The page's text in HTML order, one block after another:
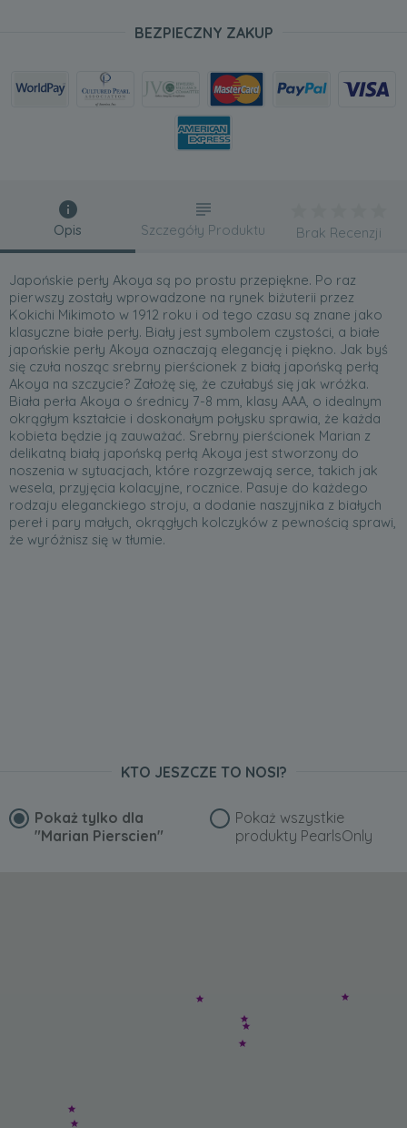
BEZPIECZNY ZAKUP
Opis
Japońskie perły Akoya są po prostu przepiękne. Po raz
pierwszy zostały wprowadzone na rynek biżuterii przez
Kokichi Mikimoto w 1912 roku i od tego czasu są znane jako
klasyczne białe perły. Biały jest symbolem czystości, a białe
japońskie perły Akoya oznaczają elegancję i piękno. Jak byś
się czuła nosząc srebrny pierścionek z białą japońską perłą
Akoya na szczycie? Założę się, że czułabyś się jak wróżka.
Biała perła Akoya o średnicy 7-8 mm, klasy AAA, o idealnym
okrągłym kształcie i doskonałym połysku sprawia, że każda
kobieta będzie ją zauważać. Srebrny pierścionek Marian z
delikatną białą japońską perłą Akoya jest stworzony do
noszenia w sytuacjach, które rozgrzewają serce, takich jak
wesela, przyjęcia kolacyjne, rocznice. Pasuje do każdego
rodzaju eleganckiego stroju, a dodanie naszyjnika z białych
pereł i pary małych, okrągłych kolczyków z pewnością sprawi,
że wyróżnisz się w tłumie.
Szczegóły Produktu Brak Recenzji
KTO JESZCZE TO NOSI?
Pokaż tylko dla
"Marian Pierscien"
Pokaż wszystkie
produkty PearlsOnly